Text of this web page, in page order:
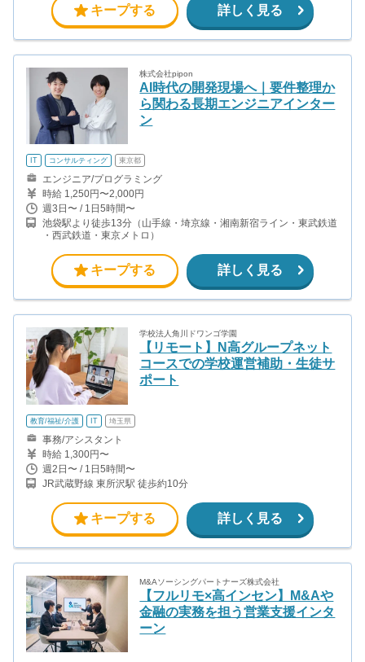
キープする 詳しく見る
株式会社pipon
AI時代の開発現場へ｜要件整理か
ら関わる長期エンジニアインター
ン
IT コンサルティング 東京都
エンジニア/プログラミング
時給 1,250円〜2,000円
週3日〜 / 1日5時間〜
池袋駅より徒歩13分（山手線・埼京線・湘南新宿ライン・東武鉄道
・西武鉄道・東京メトロ）
キープする 詳しく見る
学校法人角川ドワンゴ学園
【リモート】N高グループネット
コースでの学校運営補助・生徒サ
ポート
教育/福祉/介護 IT 埼玉県
事務/アシスタント
時給 1,300円〜
週2日〜 / 1日5時間〜
JR武蔵野線 東所沢駅 徒歩約10分
キープする 詳しく見る
M&Aソーシングパートナーズ株式会社
【フルリモ×高インセン】M&Aや
金融の実務を担う営業支援インタ
ーン